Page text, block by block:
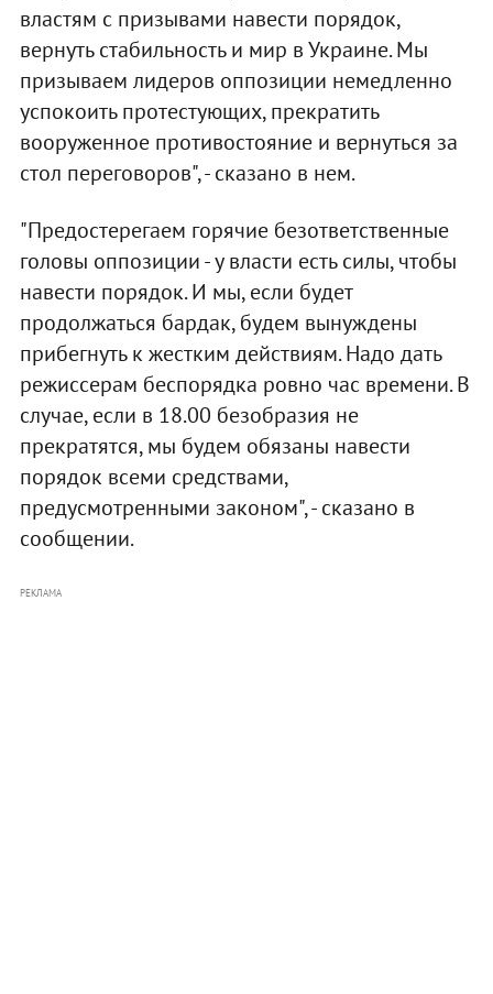
властям с призывами навести порядок,
вернуть стабильность и мир в Украине. Мы
призываем лидеров оппозиции немедленно
успокоить протестующих, прекратить
вооруженное противостояние и вернуться за
стол переговоров", - сказано в нем.
"Предостерегаем горячие безответственные
головы оппозиции - у власти есть силы, чтобы
навести порядок. И мы, если будет
продолжаться бардак, будем вынуждены
прибегнуть к жестким действиям. Надо дать
режиссерам беспорядка ровно час времени. В
случае, если в 18.00 безобразия не
прекратятся, мы будем обязаны навести
порядок всеми средствами,
предусмотренными законом", - сказано в
сообщении.
РЕКЛАМА